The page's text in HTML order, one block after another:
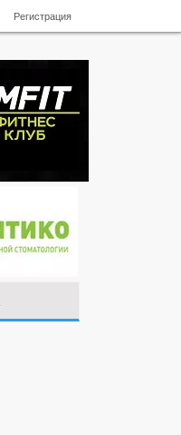
Регистрация